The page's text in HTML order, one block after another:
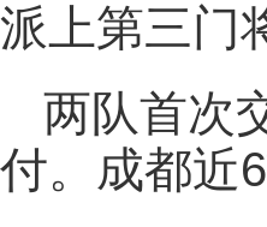
派上第三门
两队首次
付。成都近